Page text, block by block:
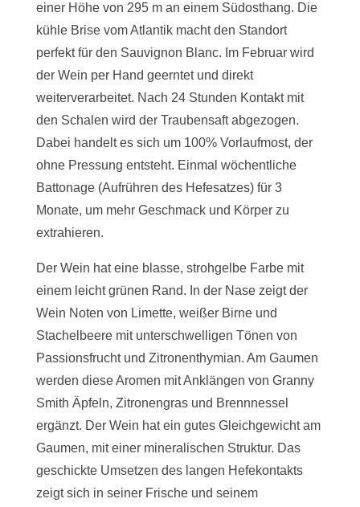
einer Höhe von 295 m an einem Südosthang. Die
kühle Brise vom Atlantik macht den Standort
perfekt für den Sauvignon Blanc. Im Februar wird
der Wein per Hand geerntet und direkt
weiterverarbeitet. Nach 24 Stunden Kontakt mit
den Schalen wird der Traubensaft abgezogen.
Dabei handelt es sich um 100% Vorlaufmost, der
ohne Pressung entsteht. Einmal wöchentliche
Battonage (Aufrühren des Hefesatzes) für 3
Monate, um mehr Geschmack und Körper zu
extrahieren.
Der Wein hat eine blasse, strohgelbe Farbe mit
einem leicht grünen Rand. In der Nase zeigt der
Wein Noten von Limette, weißer Birne und
Stachelbeere mit unterschwelligen Tönen von
Passionsfrucht und Zitronenthymian. Am Gaumen
werden diese Aromen mit Anklängen von Granny
Smith Äpfeln, Zitronengras und Brennnessel
ergänzt. Der Wein hat ein gutes Gleichgewicht am
Gaumen, mit einer mineralischen Struktur. Das
geschickte Umsetzen des langen Hefekontakts
zeigt sich in seiner Frische und seinem